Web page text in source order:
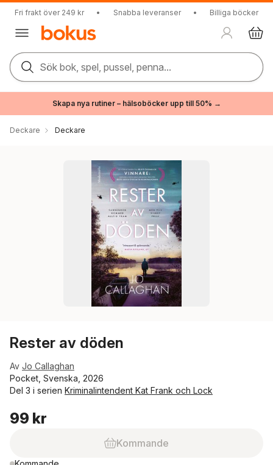
Fri frakt över 249 kr • Snabba leveranser • Billiga böcker
Sök bok, spel, pussel, penna...
Skapa nya rutiner – hälsoböcker upp till 50% →
Deckare Deckare
Rester av döden
Av Jo Callaghan
Pocket, Svenska, 2026
Del 3 i serien Kriminalintendent Kat Frank och Lock
99 kr
Kommande